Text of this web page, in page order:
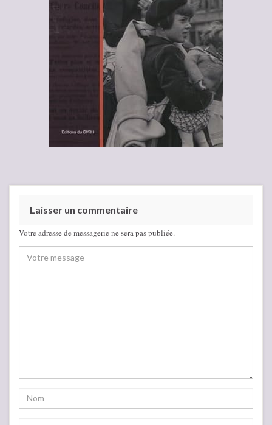
Laisser un commentaire
Votre adresse de messagerie ne sera pas publiée.